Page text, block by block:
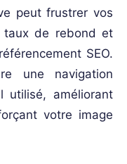
peut frustrer vos
taux de rebond et
SEO.
une navigation
utilisé, améliorant
votre image